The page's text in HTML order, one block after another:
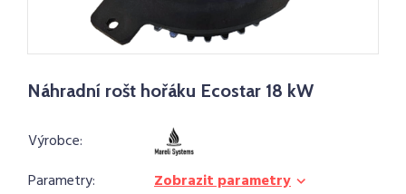
Náhradní rošt hořáku Ecostar 18 kW
Výrobce:
Parametry:
Zobrazit parametry